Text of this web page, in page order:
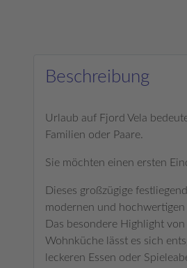
Beschreibung
Urlaub auf Fjord Vela
Familien oder Paare.
Sie möchten einen ersten
Dieses großzügige
modernen und
Das besondere Highlight
Wohnküche lässt es sich
leckeren Essen oder